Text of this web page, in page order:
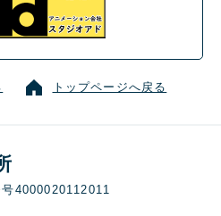
トップページへ戻る
4000020112011